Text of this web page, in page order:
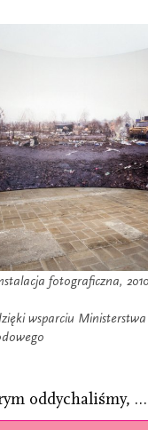
fotograficzna, 2010
wsparciu
oddychaliśmy, …